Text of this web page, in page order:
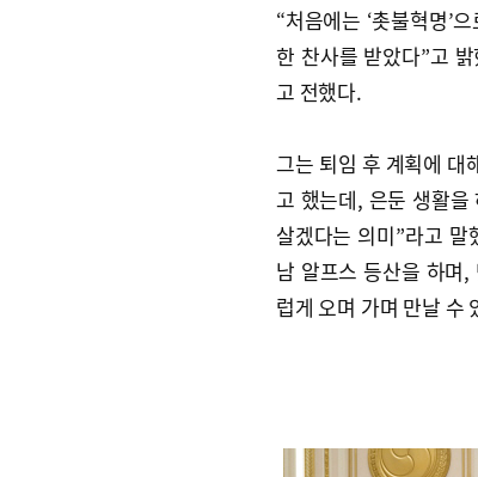
“처음에는 ‘촛불혁명’
한 찬사를 받았다”고
고 전했다.
그는 퇴임 후 계획에 대
고 했는데, 은둔 생활을
살겠다는 의미”라고
남 알프스 등산을 하며
럽게 오며 가며 만날 수